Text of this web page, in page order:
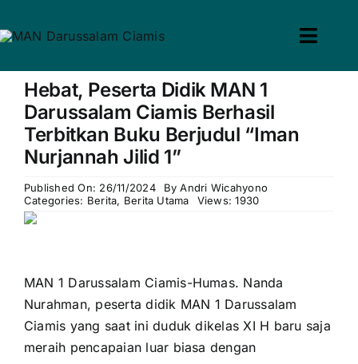
to
Home
Profil
Guru & Tenaga
Search
Hebat, Peserta Didik MAN 1
Darussalam Ciamis Berhasil
Terbitkan Buku Berjudul “Iman
Nurjannah Jilid 1”
Published On: 26/11/2024 ByAndri Wicahyono
Categories: Berita, Berita Utama Views: 1930
MAN 1 Darussalam Ciamis-Humas. Nanda
Nurahman, peserta didik MAN 1 Darussalam
Ciamis yang saat ini duduk dikelas XI H baru saja
meraih pencapaian luar biasa dengan